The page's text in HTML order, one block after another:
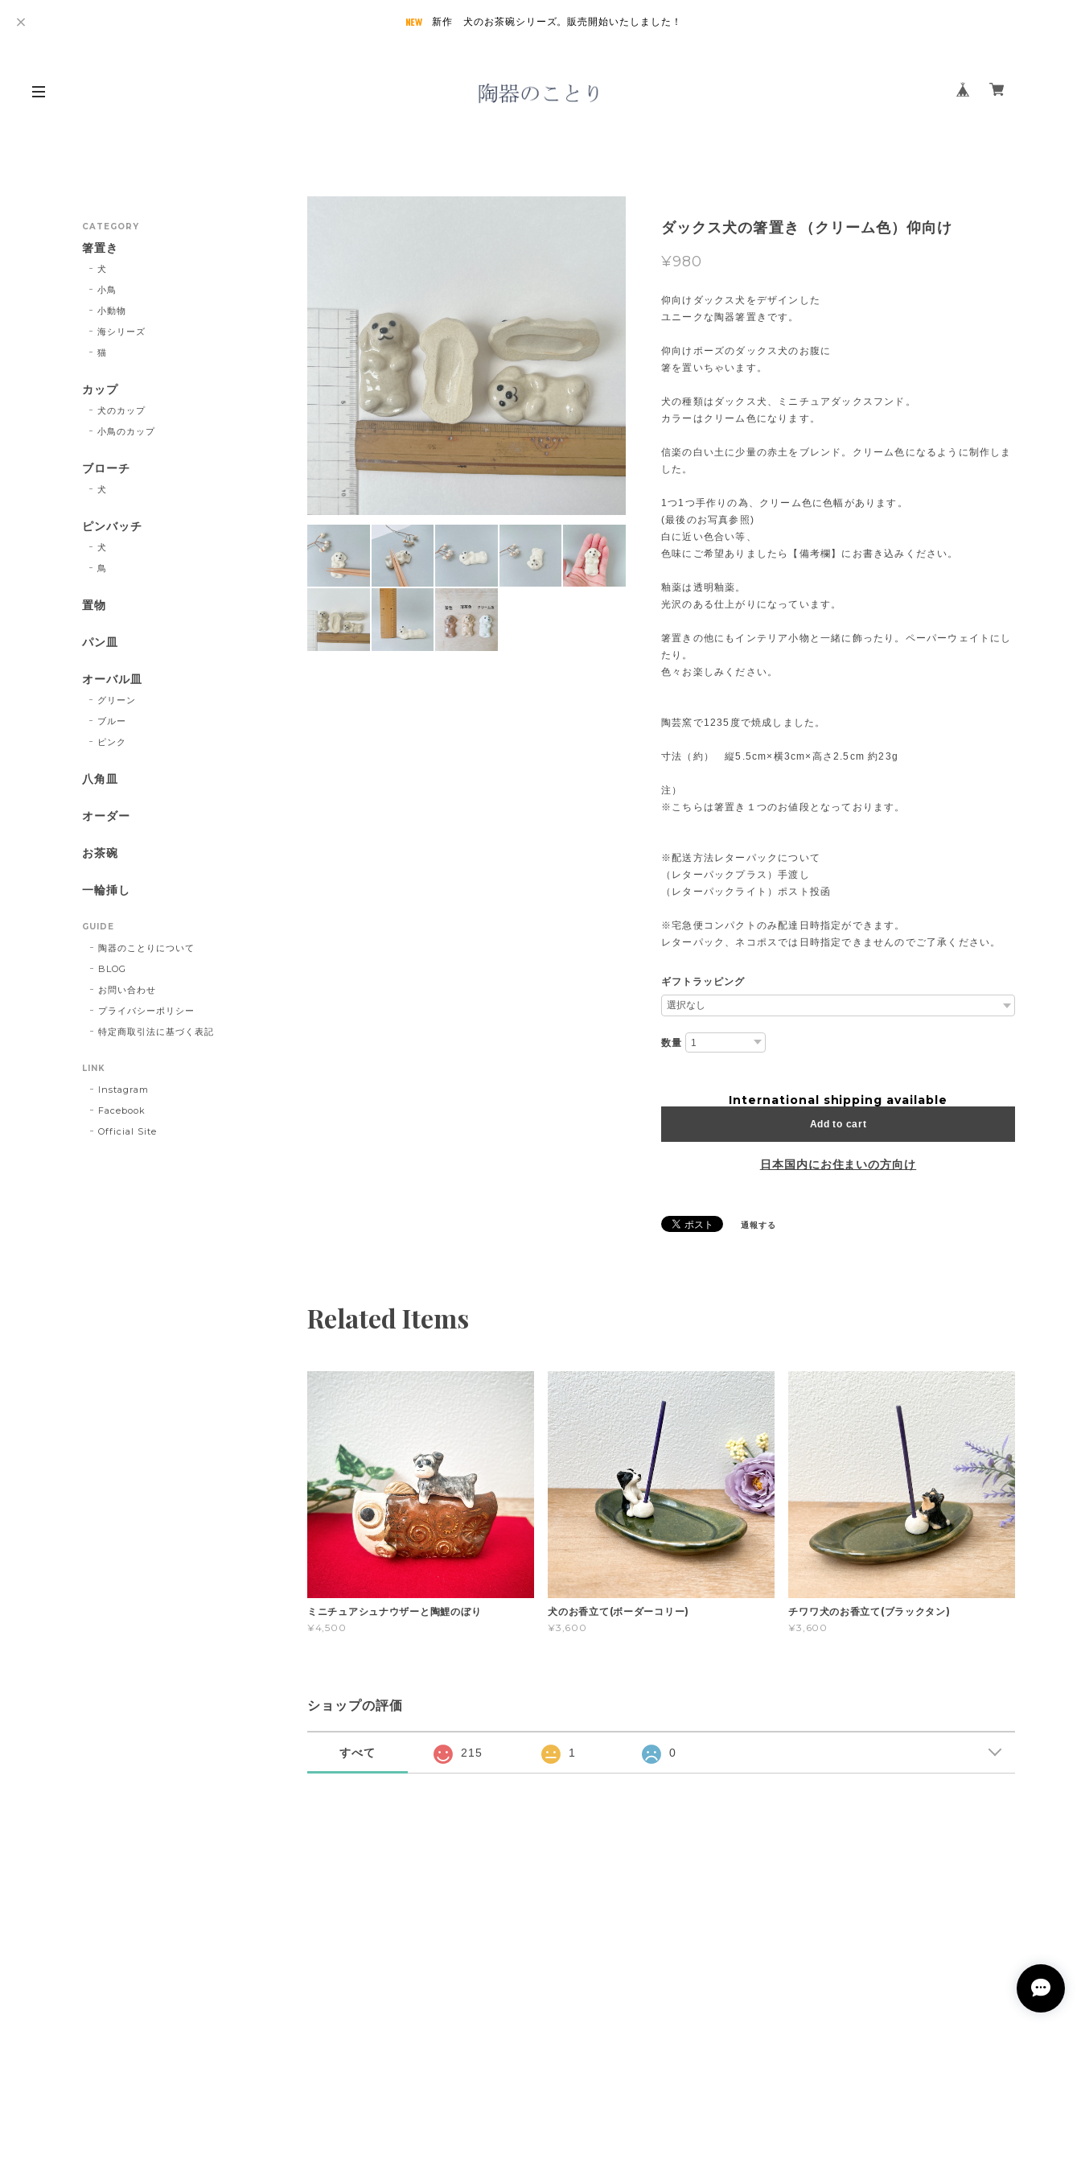
新作 犬のお茶碗シリーズ。販売開始いたしました！
ダックス犬の箸置き（クリーム色）仰向け
¥980
仰向けダックス犬をデザインした
ユニークな陶器箸置きです。
仰向けポーズのダックス犬のお腹に
箸を置いちゃいます。
犬の種類はダックス犬、ミニチュアダックスフンド。
カラーはクリーム色になります。
信楽の白い土に少量の赤土をブレンド。クリーム色になるように制作しま
した。
1つ1つ手作りの為、クリーム色に色幅があります。
(最後のお写真参照)
白に近い色合い等、
色味にご希望ありましたら【備考欄】にお書き込みください。
釉薬は透明釉薬。
光沢のある仕上がりになっています。
箸置きの他にもインテリア小物と一緒に飾ったり。ペーパーウェイトにし
たり。
色々お楽しみください。
陶芸窯で1235度で焼成しました。
寸法（約） 縦5.5cm×横3cm×高さ2.5cm 約23g
注）
※こちらは箸置き１つのお値段となっております。
※配送方法レターパックについて
（レターパックプラス）手渡し
（レターパックライト）ポスト投函
※宅急便コンパクトのみ配達日時指定ができます。
レターパック、ネコポスでは日時指定できませんのでご了承ください。
ギフトラッピング
数量
International shipping available
Add to cart
日本国内にお住まいの方向け
通報する
Related Items
ミニチュアシュナウザーと陶鯉のぼり
¥4,500
犬のお香立て(ボーダーコリー)
¥3,600
チワワ犬のお香立て(ブラックタン)
¥3,600
ショップの評価
すべて 215 1 0
CATEGORY
箸置き
犬
小鳥
小動物
海シリーズ
猫
カップ
犬のカップ
小鳥のカップ
ブローチ
犬
ピンバッチ
犬
鳥
置物
パン皿
オーバル皿
グリーン
ブルー
ピンク
八角皿
オーダー
お茶碗
一輪挿し
GUIDE
陶器のことりについて
BLOG
お問い合わせ
プライバシーポリシー
特定商取引法に基づく表記
LINK
Instagram
Facebook
Official Site